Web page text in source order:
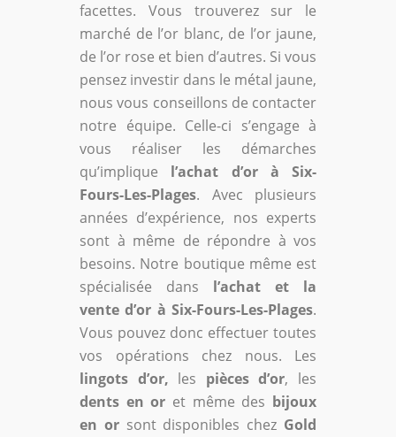
facettes. Vous trouverez sur le
marché de l’or blanc, de l’or jaune,
de l’or rose et bien d’autres. Si vous
pensez investir dans le métal jaune,
nous vous conseillons de contacter
notre équipe. Celle-ci s’engage à
vous réaliser les démarches
qu’implique l’achat d’or à Six-
Fours-Les-Plages. Avec plusieurs
années d’expérience, nos experts
sont à même de répondre à vos
besoins. Notre boutique même est
spécialisée dans l’achat et la
vente d’or à Six-Fours-Les-Plages.
Vous pouvez donc effectuer toutes
vos opérations chez nous. Les
lingots d’or, les pièces d’or, les
dents en or et même des bijoux
en orsont disponibles chez Gold